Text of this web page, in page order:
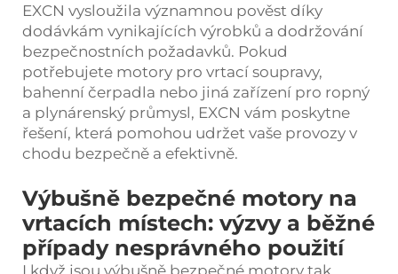
EXCN vysloužila významnou pověst díky
dodávkám vynikajících výrobků a dodržování
bezpečnostních požadavků. Pokud
potřebujete motory pro vrtací soupravy,
bahenní čerpadla nebo jiná zařízení pro ropný
a plynárenský průmysl, EXCN vám poskytne
řešení, která pomohou udržet vaše provozy v
chodu bezpečně a efektivně.
Výbušně bezpečné motory na
vrtacích místech: výzvy a běžné
případy nesprávného použití
I když jsou výbušně bezpečné motory tak